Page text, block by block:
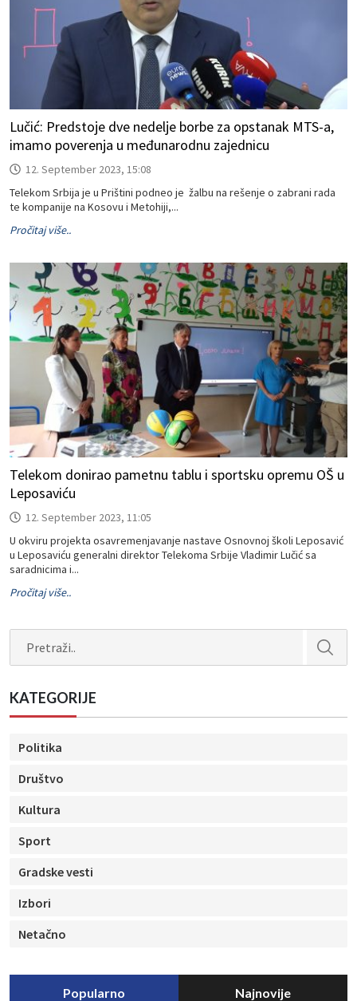
Lučić: Predstoje dve nedelje borbe za opstanak MTS-a,
imamo poverenja u međunarodnu zajednicu
12. September 2023, 15:08
Telekom Srbija je u Prištini podneo je žalbu na rešenje o zabrani rada
te kompanije na Kosovu i Metohiji,...
Pročitaj više..
Telekom donirao pametnu tablu i sportsku opremu OŠ u
Leposaviću
12. September 2023, 11:05
U okviru projekta osavremenjavanje nastave Osnovnoj školi Leposavić
u Leposaviću generalni direktor Telekoma Srbije Vladimir Lučić sa
saradnicima i...
Pročitaj više..
KATEGORIJE
Politika
Društvo
Kultura
Sport
Gradske vesti
Izbori
Netačno
Popularno Najnovije